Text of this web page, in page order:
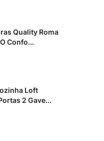
Quality Roma
Confo...
Loft
2 Gave...